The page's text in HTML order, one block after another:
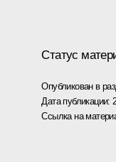
Статус
Опубликован в
Дата публикации:
Ссылка на